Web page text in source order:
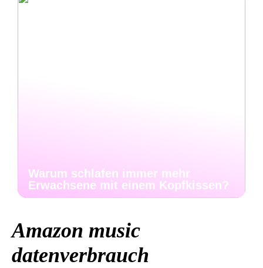
Warum schlafen immer mehr
Erwachsene mit einem Kopfkissen?
Amazon music
datenverbrauch